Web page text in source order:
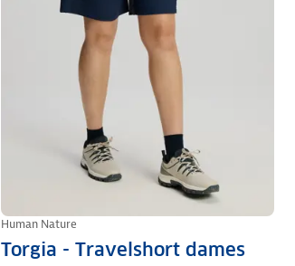
Human Nature
Torgia - Travelshort dames